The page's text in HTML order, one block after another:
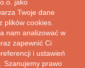
jako
Twoje dane
plików cookies.
nam analizować w
zapewnić Ci
i ustawień
Szanujemy prawo